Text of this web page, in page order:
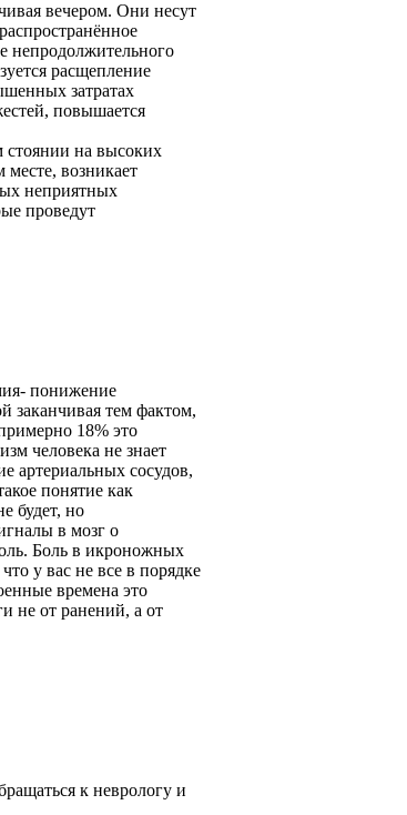
вечером. Они несут
непродолжительного
расщепление
затратах
повышается
стоянии на высоких
возникает
неприятных
проведут
понижение
заканчивая тем фактом,
18% это
человека не знает
артериальных сосудов,
понятие как
будет, но
в мозг о
Боль в икроножных
у вас не все в порядке
времена это
не от ранений, а от
к неврологу и